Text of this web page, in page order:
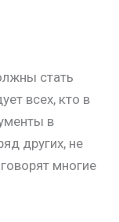
стать
всех, кто в
в
других, не
многие